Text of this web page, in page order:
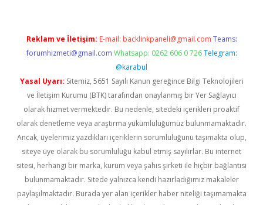
Reklam ve İletişim: E-mail: backlinkpaneli@gmail.com Teams:
forumhizmeti@gmail.com Whatsapp: 0262 606 0 726 Telegram:
@karabul
Yasal Uyarı: Sitemiz, 5651 Sayılı Kanun gereğince Bilgi Teknolojileri
ve İletişim Kurumu (BTK) tarafından onaylanmış bir Yer Sağlayıcı
olarak hizmet vermektedir. Bu nedenle, sitedeki içerikleri proaktif
olarak denetleme veya araştırma yükümlülüğümüz bulunmamaktadır.
Ancak, üyelerimiz yazdıkları içeriklerin sorumluluğunu taşımakta olup,
siteye üye olarak bu sorumluluğu kabul etmiş sayılırlar. Bu internet
sitesi, herhangi bir marka, kurum veya şahıs şirketi ile hiçbir bağlantısı
bulunmamaktadır. Sitede yalnızca kendi hazırladığımız makaleler
paylaşılmaktadır. Burada yer alan içerikler haber niteliği taşımamakta